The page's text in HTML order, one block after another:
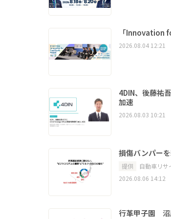
「Innovation
2026.08.04 12:21
4DIN、後藤祐
加速
2026.08.03 10:21
損傷バンパー
提供
自動車リサ
2026.08.06 14:12
行革甲子園 沼